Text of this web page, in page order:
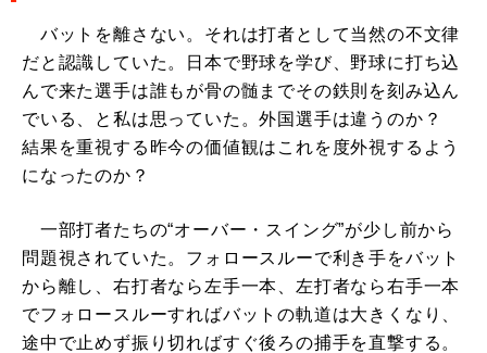
バットを離さない。それは打者として当然の不文律
だと認識していた。日本で野球を学び、野球に打ち込
んで来た選手は誰もが骨の髄までその鉄則を刻み込ん
でいる、と私は思っていた。外国選手は違うのか？
結果を重視する昨今の価値観はこれを度外視するよう
になったのか？
一部打者たちの“オーバー・スイング”が少し前から
問題視されていた。フォロースルーで利き手をバット
から離し、右打者なら左手一本、左打者なら右手一本
でフォロースルーすればバットの軌道は大きくなり、
途中で止めず振り切ればすぐ後ろの捕手を直撃する。